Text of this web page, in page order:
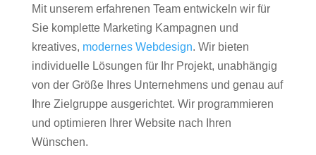
Mit unserem erfahrenen Team entwickeln wir für
Sie komplette Marketing Kampagnen und
kreatives, modernes Webdesign. Wir bieten
individuelle Lösungen für Ihr Projekt, unabhängig
von der Größe Ihres Unternehmens und genau auf
Ihre Zielgruppe ausgerichtet. Wir programmieren
und optimieren Ihrer Website nach Ihren
Wünschen.